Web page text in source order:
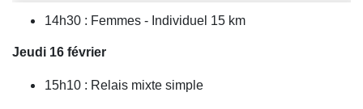
14h30 : Femmes - Individuel 15 km
Jeudi 16 février
15h10 : Relais mixte simple